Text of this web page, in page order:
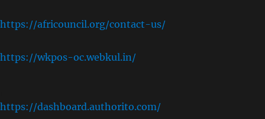
https://africouncil.org/contact-us/
https://wkpos-oc.webkul.in/
https://dashboard.authorito.com/